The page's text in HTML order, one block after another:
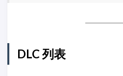
DLC 列表